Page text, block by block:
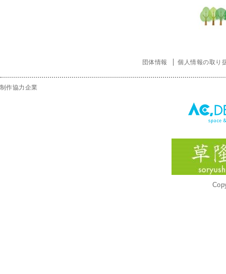
団体情報 個人情報の取り
制作協力企業